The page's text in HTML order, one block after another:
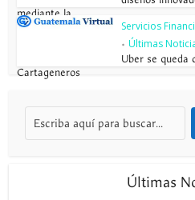
mediante la...
Servicios
• Últimas
Uber se queda
Cartageneros
Últimas